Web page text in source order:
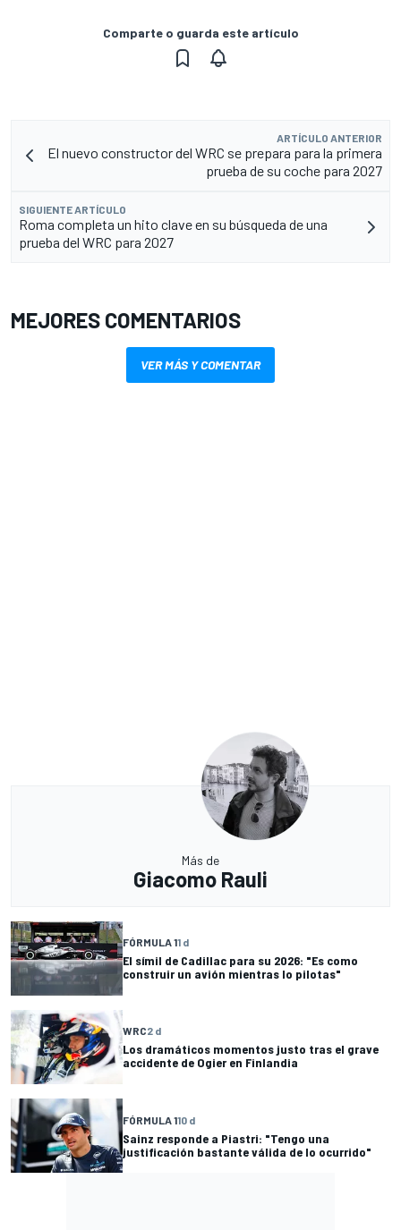
Comparte o guarda este artículo
ARTÍCULO ANTERIOR
El nuevo constructor del WRC se prepara para la primera
prueba de su coche para 2027
SIGUIENTE ARTÍCULO
Roma completa un hito clave en su búsqueda de una
prueba del WRC para 2027
MEJORES COMENTARIOS
VER MÁS Y COMENTAR
Más de
Giacomo Rauli
FÓRMULA 11 d
El símil de Cadillac para su 2026: "Es como
construir un avión mientras lo pilotas"
WRC2 d
Los dramáticos momentos justo tras el grave
accidente de Ogier en Finlandia
FÓRMULA 110 d
Sainz responde a Piastri: "Tengo una
justificación bastante válida de lo ocurrido"